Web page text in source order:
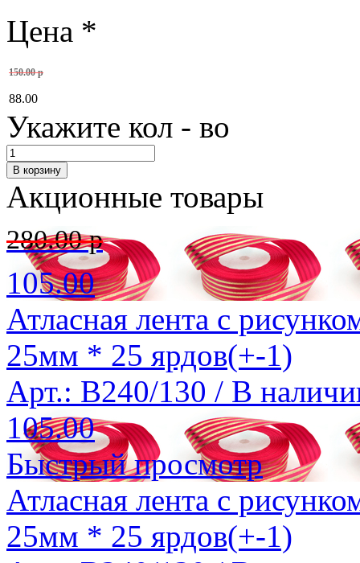
Цена *
150.00 р
88.00
Укажите кол - во
Акционные товары
280.00 р
105.00
Атласная лента с
25мм * 25 ярдов(+-1)
Арт.: B240/130 / В
105.00
Быстрый просмотр
Атласная лента с
25мм * 25 ярдов(+-1)